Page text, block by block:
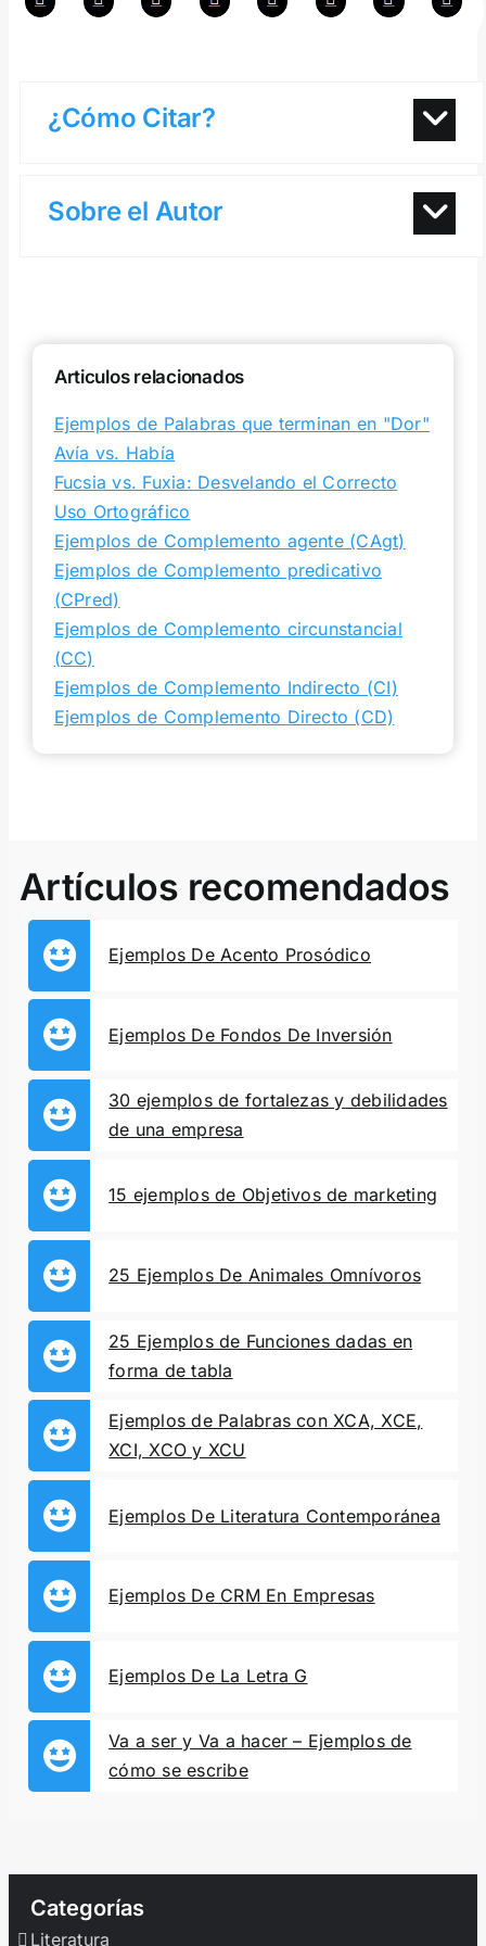
¿Cómo Citar?
Sobre el Autor
Articulos relacionados
Ejemplos de Palabras que terminan en "Dor"
Avía vs. Había
Fucsia vs. Fuxia: Desvelando el Correcto
Uso Ortográfico
Ejemplos de Complemento agente (CAgt)
Ejemplos de Complemento predicativo
(CPred)
Ejemplos de Complemento circunstancial
(CC)
Ejemplos de Complemento Indirecto (CI)
Ejemplos de Complemento Directo (CD)
Artículos recomendados
Ejemplos De Acento Prosódico
Ejemplos De Fondos De Inversión
30 ejemplos de fortalezas y debilidades
de una empresa
15 ejemplos de Objetivos de marketing
25 Ejemplos De Animales Omnívoros
25 Ejemplos de Funciones dadas en
forma de tabla
Ejemplos de Palabras con XCA, XCE,
XCI, XCO y XCU
Ejemplos De Literatura Contemporánea
Ejemplos De CRM En Empresas
Ejemplos De La Letra G
Va a ser y Va a hacer – Ejemplos de
cómo se escribe
Categorías
Literatura